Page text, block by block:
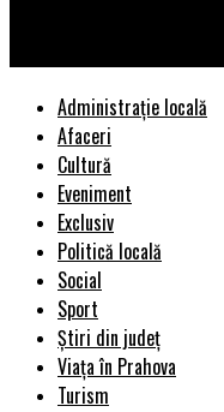
Administrație locală
Afaceri
Cultură
Eveniment
Exclusiv
Politică locală
Social
Sport
Știri din județ
Viața în Prahova
Turism